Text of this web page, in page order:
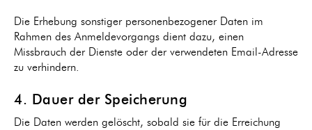
Die Erhebung sonstiger personenbezogener Daten im
Rahmen des Anmeldevorgangs dient dazu, einen
Missbrauch der Dienste oder der verwendeten Email-Adresse
zu verhindern.
4. Dauer der Speicherung
Die Daten werden gelöscht, sobald sie für die Erreichung